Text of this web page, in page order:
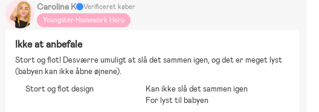
Caroline K
Verificeret køber
Youngster Homework Hero
Ikke at anbefale
Stort og flot! Desværre umuligt at slå det sammen igen, og det er meget lyst
(babyen kan ikke åbne øjnene).
Stort og flot design
Kan ikke slå det sammen igen
For lyst til babyen